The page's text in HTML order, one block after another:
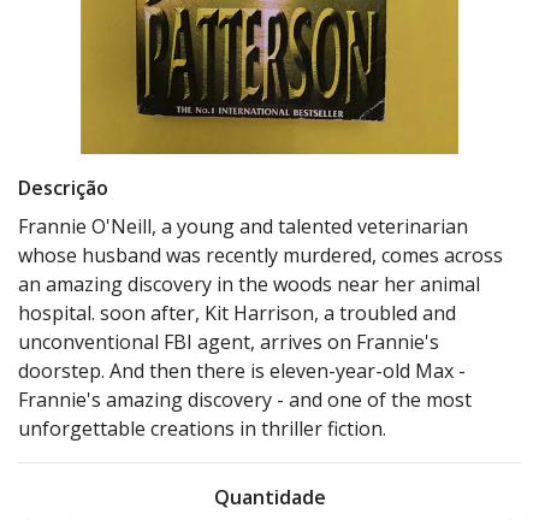
Descrição
Frannie O'Neill, a young and talented veterinarian
whose husband was recently murdered, comes across
an amazing discovery in the woods near her animal
hospital. soon after, Kit Harrison, a troubled and
unconventional FBI agent, arrives on Frannie's
doorstep. And then there is eleven-year-old Max -
Frannie's amazing discovery - and one of the most
unforgettable creations in thriller fiction.
Quantidade